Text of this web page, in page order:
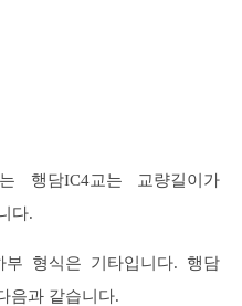
행담IC4교는 교량길이가
다.
부 형식은 기타입니다. 행담
음과 같습니다.